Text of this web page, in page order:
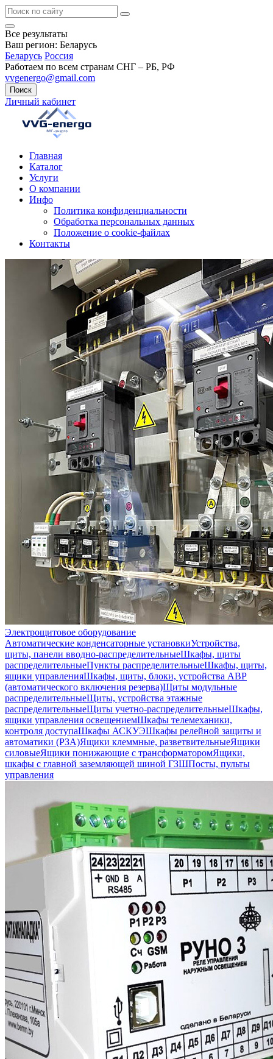
Все результаты
Ваш регион: Беларусь
Беларусь Россия
Работаем по всем странам СНГ – РБ, РФ
vvgenergo@gmail.com
Поиск
Личный кабинет
Главная
Каталог
Услуги
О компании
Инфо
Политика конфиденциальности
Обработка персональных данных
Положение о cookie-файлах
Контакты
Электрощитовое оборудование
Автоматические конденсаторные установкиУстройства,
щиты, панели вводно-распределительныеШкафы, щиты
распределительныеПункты распределительныеШкафы, щиты,
ящики управленияШкафы, щиты, блоки, устройства АВР
(автоматического включения резерва)Щиты модульные
распределительныеЩиты, устройства этажные
распределительныеЩиты учетно-распределительныеШкафы,
ящики управления освещениемШкафы телемеханики,
контроля доступаШкафы АСКУЭШкафы релейной защиты и
автоматики (РЗА)Ящики клеммные, разветвительныеЯщики
силовыеЯщики понижающие с трансформаторомЯщики,
шкафы с главной заземляющей шиной ГЗШПосты, пульты
управления